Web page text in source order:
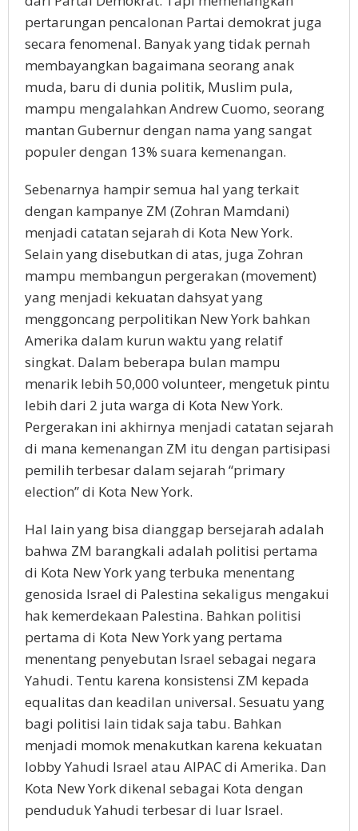
pertarungan pencalonan Partai demokrat juga
secara fenomenal. Banyak yang tidak pernah
membayangkan bagaimana seorang anak
muda, baru di dunia politik, Muslim pula,
mampu mengalahkan Andrew Cuomo, seorang
mantan Gubernur dengan nama yang sangat
populer dengan 13% suara kemenangan.
Sebenarnya hampir semua hal yang terkait
dengan kampanye ZM (Zohran Mamdani)
menjadi catatan sejarah di Kota New York.
Selain yang disebutkan di atas, juga Zohran
mampu membangun pergerakan (movement)
yang menjadi kekuatan dahsyat yang
menggoncang perpolitikan New York bahkan
Amerika dalam kurun waktu yang relatif
singkat. Dalam beberapa bulan mampu
menarik lebih 50,000 volunteer, mengetuk pintu
lebih dari 2 juta warga di Kota New York.
Pergerakan ini akhirnya menjadi catatan sejarah
di mana kemenangan ZM itu dengan partisipasi
pemilih terbesar dalam sejarah “primary
election” di Kota New York.
Hal lain yang bisa dianggap bersejarah adalah
bahwa ZM barangkali adalah politisi pertama
di Kota New York yang terbuka menentang
genosida Israel di Palestina sekaligus mengakui
hak kemerdekaan Palestina. Bahkan politisi
pertama di Kota New York yang pertama
menentang penyebutan Israel sebagai negara
Yahudi. Tentu karena konsistensi ZM kepada
equalitas dan keadilan universal. Sesuatu yang
bagi politisi lain tidak saja tabu. Bahkan
menjadi momok menakutkan karena kekuatan
lobby Yahudi Israel atau AIPAC di Amerika. Dan
Kota New York dikenal sebagai Kota dengan
penduduk Yahudi terbesar di luar Israel.